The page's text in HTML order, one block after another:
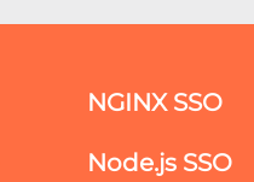
NGINX SSO
Node.js SSO